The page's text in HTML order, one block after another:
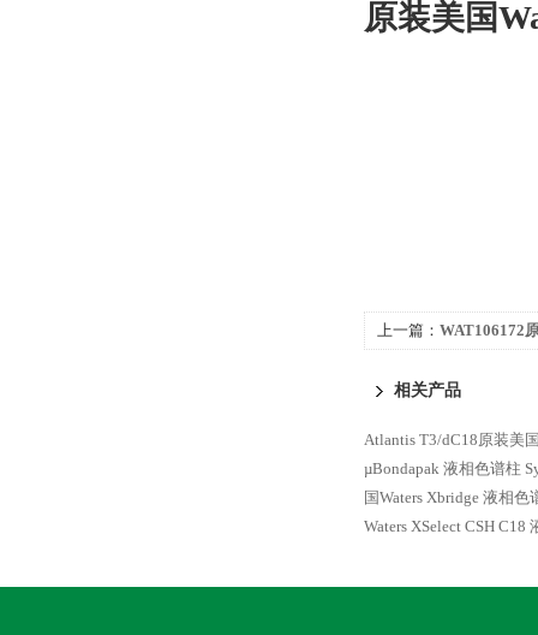
原装美国
上一篇： WAT106172
相关产品
Atlantis T3/dC18原装美
µBondapak 液相色谱柱
国Waters Xbridge 液相色
Waters XSelect CSH C18